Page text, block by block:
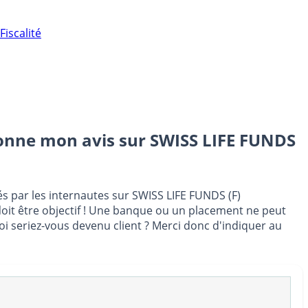
mon avis sur SWISS LIFE FUNDS
par les internautes sur SWISS LIFE FUNDS (F)
être objectif ! Une banque ou un placement ne peut
seriez-vous devenu client ? Merci donc d'indiquer au